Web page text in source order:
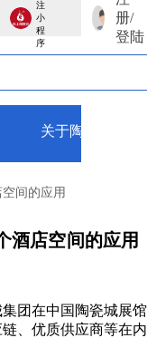
注
小
程
序
册/
登陆
关于陶博会
间的应用
酒店空间的应用
团在中国陶瓷城展
、优质供应商等在